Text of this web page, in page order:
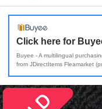
Click here for
Buyee - A multilingual
from JDirectItems Fleamarket